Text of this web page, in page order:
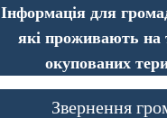
Інформація для
які проживають на
окупованих
Звернення